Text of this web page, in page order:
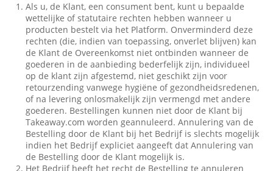
Als u, de Klant, een consument bent, kunt u bepaalde
wettelijke of statutaire rechten hebben wanneer u
producten bestelt via het Platform. Onverminderd deze
rechten (die, indien van toepassing, onverlet blijven) kan
de Klant de Overeenkomst niet ontbinden wanneer de
goederen in de aanbieding bederfelijk zijn, individueel
op de klant zijn afgestemd, niet geschikt zijn voor
retourzending vanwege hygiëne of gezondheidsredenen,
of na levering onlosmakelijk zijn vermengd met andere
goederen. Bestellingen kunnen niet door de Klant bij
Takeaway.com worden geannuleerd. Annulering van de
Bestelling door de Klant bij het Bedrijf is slechts mogelijk
indien het Bedrijf expliciet aangeeft dat Annulering van
de Bestelling door de Klant mogelijk is.
Het Bedrijf heeft het recht de Bestelling te annuleren